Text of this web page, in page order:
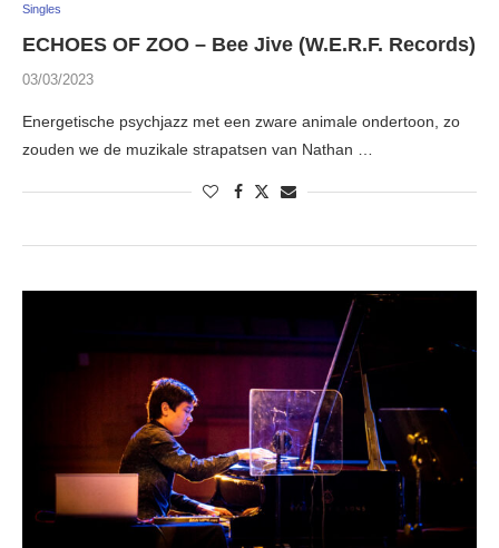
Singles
ECHOES OF ZOO – Bee Jive (W.E.R.F. Records)
03/03/2023
Energetische psychjazz met een zware animale ondertoon, zo
zouden we de muzikale strapatsen van Nathan …